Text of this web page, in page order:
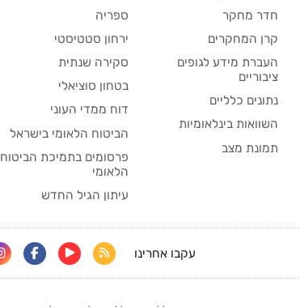
חדר מחקר
קרן המחקרים
העברת מידע לגופים
ציבוריים
נתונים כלליים
השוואות בינלאומיות
תמונת מצב
ספריה
ירחון סטטיסטי
סקירה שנתית
בטחון סוציאלי
דוח ממדי העוני
הביטוח הלאומי בישראל
פרסומים בתמיכת הביטוח
הלאומי
עיתון הגיל החדש
עקבו אחרינו